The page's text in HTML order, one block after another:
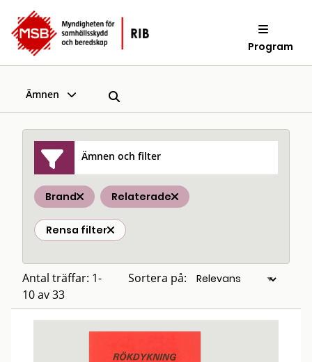
Program
Ämnen
Ämnen och filter
Brand Relaterade
Rensa filter
Antal träffar: 1-
10 av 33
Sortera på: